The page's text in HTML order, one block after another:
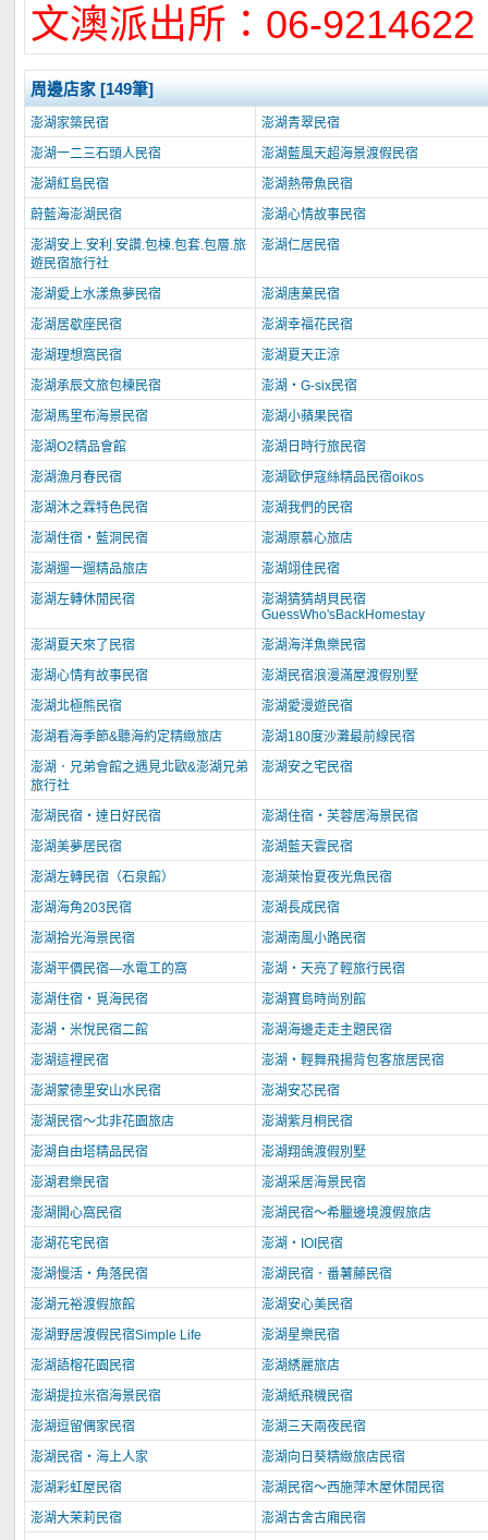
文澳派出所：06-9214622
周邊店家 [149筆]
澎湖家築民宿
澎湖青翠民宿
澎湖一二三石頭人民宿
澎湖藍風天超海景渡假民宿
澎湖紅島民宿
澎湖熱帶魚民宿
蔚藍海澎湖民宿
澎湖心情故事民宿
澎湖安上.安利.安讚.包棟.包套.包層.旅
遊民宿旅行社
澎湖仁居民宿
澎湖愛上水漾魚夢民宿
澎湖唐菓民宿
澎湖居歇座民宿
澎湖幸福花民宿
澎湖理想窩民宿
澎湖夏天正涼
澎湖承辰文旅包棟民宿
澎湖‧G-six民宿
澎湖馬里布海景民宿
澎湖小蘋果民宿
澎湖O2精品會館
澎湖日時行旅民宿
澎湖漁月春民宿
澎湖歐伊寇絲精品民宿oikos
澎湖沐之霖特色民宿
澎湖我們的民宿
澎湖住宿‧藍洞民宿
澎湖原慕心旅店
澎湖遛一遛精品旅店
澎湖翊佳民宿
澎湖左轉休閒民宿
澎湖猜猜胡貝民宿
GuessWho'sBackHomestay
澎湖夏天來了民宿
澎湖海洋魚樂民宿
澎湖心情有故事民宿
澎湖民宿浪漫滿屋渡假別墅
澎湖北極熊民宿
澎湖愛漫遊民宿
澎湖看海季節&聽海約定精緻旅店
澎湖180度沙灘最前線民宿
澎湖．兄弟會館之遇見北歐&澎湖兄弟
旅行社
澎湖安之宅民宿
澎湖民宿‧達日好民宿
澎湖住宿‧芙蓉居海景民宿
澎湖美夢居民宿
澎湖藍天雲民宿
澎湖左轉民宿（石泉館）
澎湖萊怡夏夜光魚民宿
澎湖海角203民宿
澎湖長成民宿
澎湖拾光海景民宿
澎湖南風小路民宿
澎湖平價民宿—水電工的窩
澎湖‧天亮了輕旅行民宿
澎湖住宿‧覓海民宿
澎湖寶島時尚別館
澎湖‧米悅民宿二館
澎湖海邊走走主題民宿
澎湖這裡民宿
澎湖‧輕舞飛揚背包客旅居民宿
澎湖蒙德里安山水民宿
澎湖安芯民宿
澎湖民宿～北非花園旅店
澎湖紫月桐民宿
澎湖自由塔精品民宿
澎湖翔鴿渡假別墅
澎湖君樂民宿
澎湖采居海景民宿
澎湖開心窩民宿
澎湖民宿～希臘邊境渡假旅店
澎湖花宅民宿
澎湖‧IOI民宿
澎湖慢活‧角落民宿
澎湖民宿．番薯藤民宿
澎湖元裕渡假旅館
澎湖安心美民宿
澎湖野居渡假民宿Simple Life
澎湖星樂民宿
澎湖語榕花園民宿
澎湖綉麗旅店
澎湖提拉米宿海景民宿
澎湖紙飛機民宿
澎湖逗留偶家民宿
澎湖三天兩夜民宿
澎湖民宿‧海上人家
澎湖向日葵精緻旅店民宿
澎湖彩虹屋民宿
澎湖民宿～西施萍木屋休閒民宿
澎湖大茉莉民宿
澎湖古舍古廂民宿